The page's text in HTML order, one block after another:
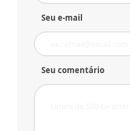
Seu e-mail
Seu comentário